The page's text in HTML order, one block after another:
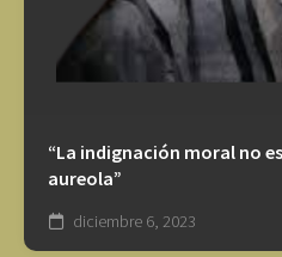
“La indignación moral no
aureola”
diciembre 6, 2023